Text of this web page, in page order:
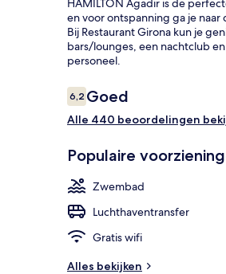
HAMILTON Agadir is de
en voor ontspanning ga je
Bij Restaurant Girona kun je
bars/lounges, een nachtclub
personeel.
Beoordelingen
6,26,2 op 10 –
Goed
Alle 440 beoordelingen
Populaire
Zwembad
Luchthaventransfer
Gratis wifi
Alles bekijken